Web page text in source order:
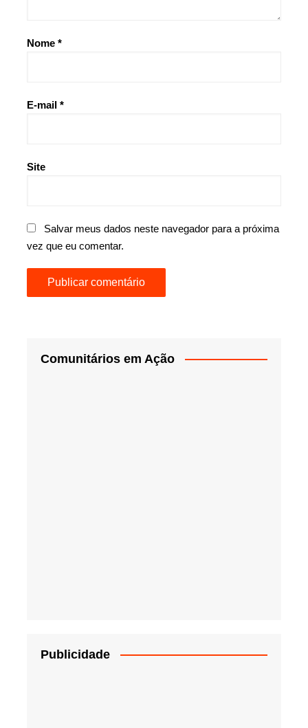
Nome *
E-mail *
Site
Salvar meus dados neste navegador para a próxima
vez que eu comentar.
Comunitários em Ação
Publicidade